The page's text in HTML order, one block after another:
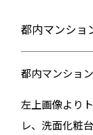
都内マンショ
都内マンショ
左上画像より
レ、洗面化粧